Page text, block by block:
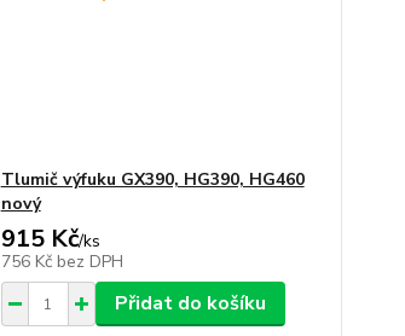
Tlumič výfuku GX390, HG390, HG460
nový
915 Kč/ks
756 Kč bez DPH
Přidat do košíku